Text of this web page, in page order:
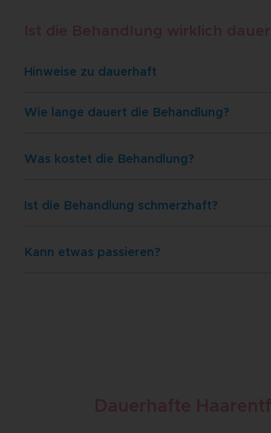
Hinweise zu dauerhaft
Wie lange dauert die Behandlung?
Was kostet die Behandlung?
Ist die Behandlung schmerzhaft?
Kann etwas passieren?